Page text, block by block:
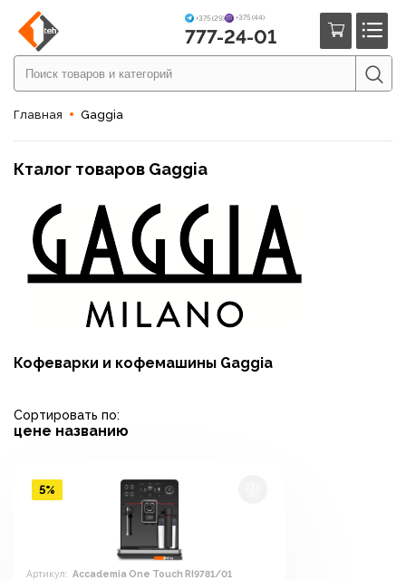
+375 (29) +375 (44)
777-24-01
Главная Gaggia
Кталог товаров Gaggia
Кофеварки и кофемашины Gaggia
Сортировать по:
цене названию
Артикул: Accademia One Touch RI9781/01
5%